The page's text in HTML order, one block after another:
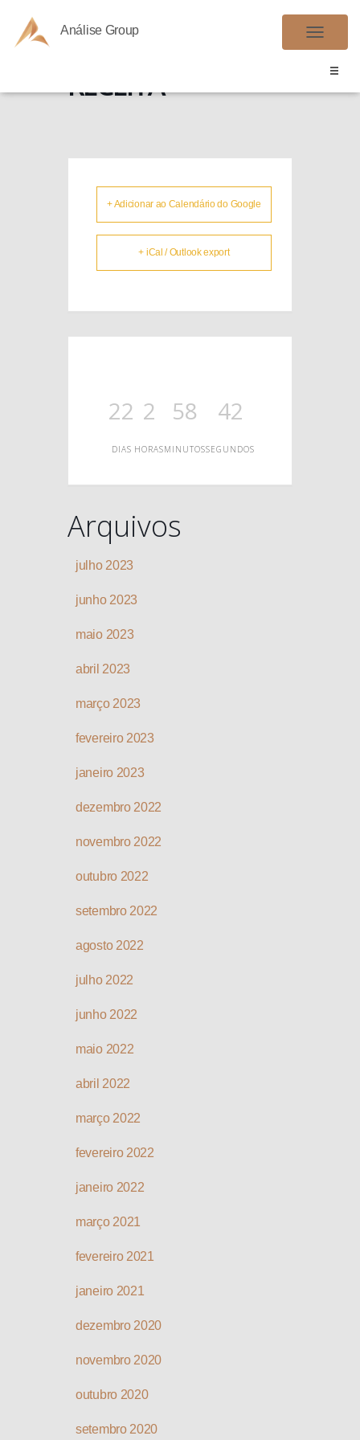
Análise Group
A
RECEITA
+ Adicionar ao Calendário do Google
+ iCal / Outlook export
22
DIAS
2
HORAS
58
MINUTOS
42
SEGUNDOS
Arquivos
julho 2023
junho 2023
maio 2023
abril 2023
março 2023
fevereiro 2023
janeiro 2023
dezembro 2022
novembro 2022
outubro 2022
setembro 2022
agosto 2022
julho 2022
junho 2022
maio 2022
abril 2022
março 2022
fevereiro 2022
janeiro 2022
março 2021
fevereiro 2021
janeiro 2021
dezembro 2020
novembro 2020
outubro 2020
setembro 2020